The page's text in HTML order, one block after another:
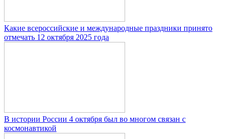
Какие всероссийские и международные праздники принято
отмечать 12 октября 2025 года
В истории России 4 октября был во многом связан с
космонавтикой